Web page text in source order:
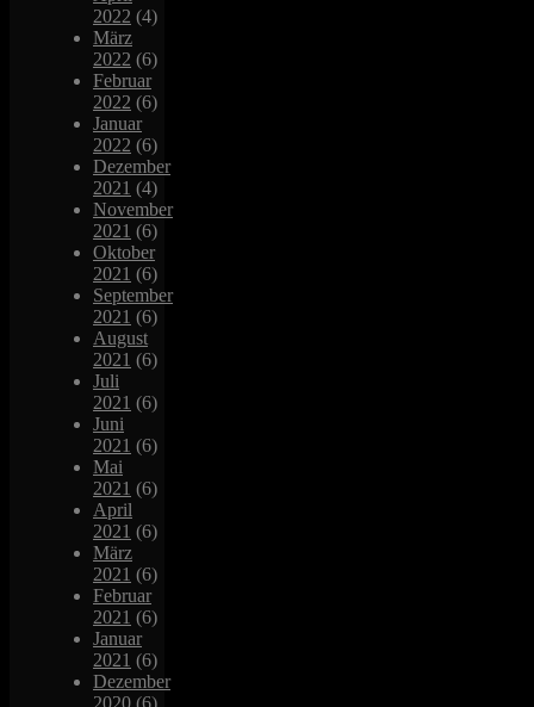
2022 (4)
März
2022 (6)
Februar
2022 (6)
Januar
2022 (6)
Dezember
2021 (4)
November
2021 (6)
Oktober
2021 (6)
September
2021 (6)
August
2021 (6)
Juli
2021 (6)
Juni
2021 (6)
Mai
2021 (6)
April
2021 (6)
März
2021 (6)
Februar
2021 (6)
Januar
2021 (6)
Dezember
2020 (6)